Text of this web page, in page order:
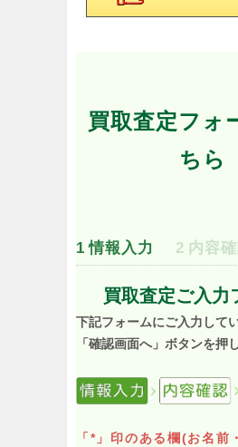
買取査定フォ
ちら
1 情報入力 2 内容
買取査定ご入力
下記フォームにご入力して
「確認画面へ」ボタンを押
「*」印のある欄(お名前